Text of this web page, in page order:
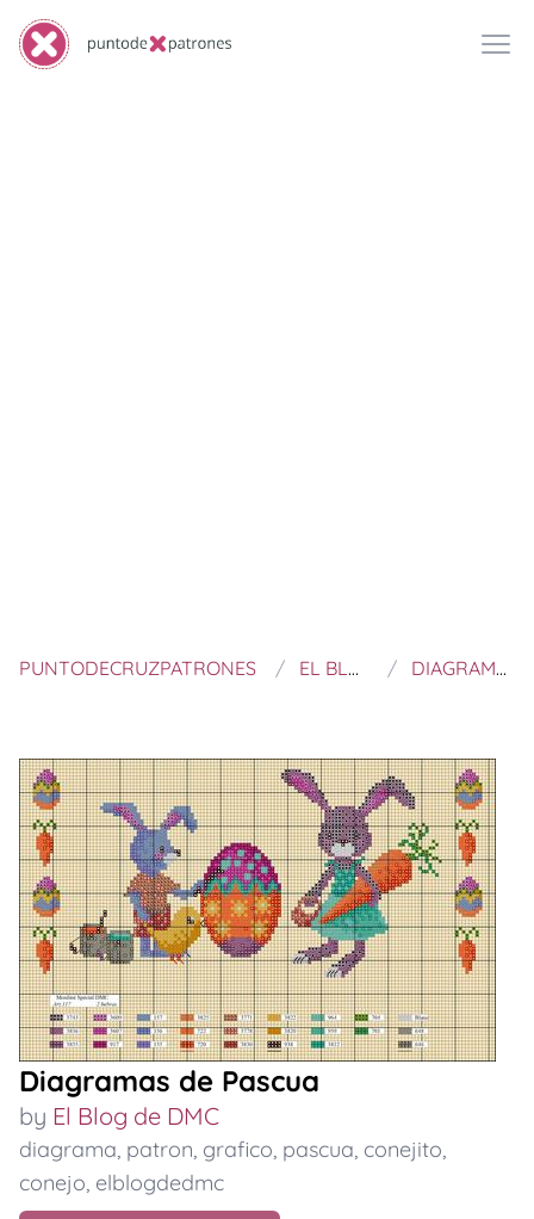
PUNTODECRUZPATRONES EL BLOG DE DMC DIAGRAMAS DE PASCUA
Diagramas de Pascua
by El Blog de DMC
diagrama, patron, grafico, pascua, conejito,
conejo, elblogdedmc